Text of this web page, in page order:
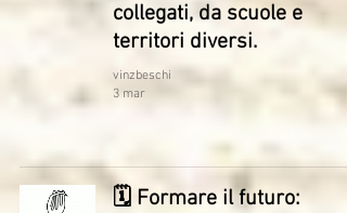
collegati, da scuole e
territori diversi.
vinzbeschi
3 mar
🗓 Formare il futuro: